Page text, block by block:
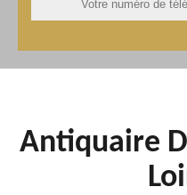
Antiquaire